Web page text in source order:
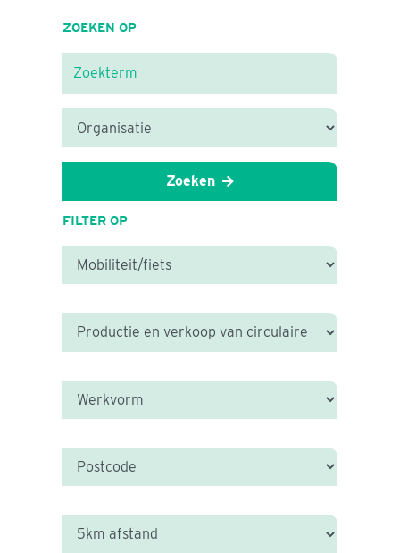
ZOEKEN OP
Zoeken
FILTER OP